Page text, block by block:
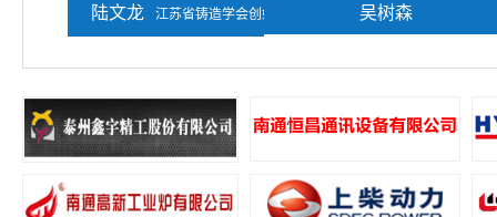
陆文龙 江苏省铸造学会创始人
熊守美 吴树森